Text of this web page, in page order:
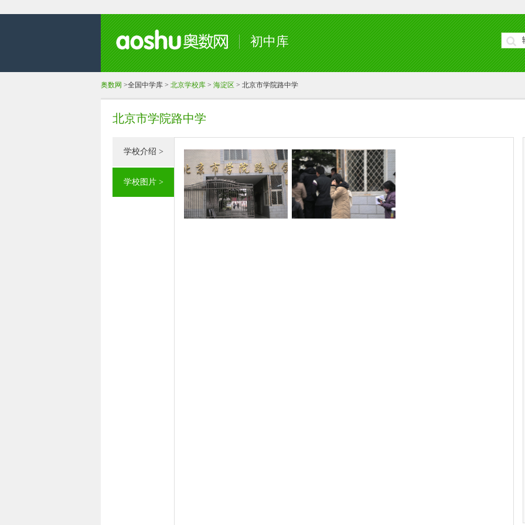
初中库
奥数网 >全国中学库 > 北京学校库 > 海淀区 > 北京市学院路中学
北京市学院路中学
学校介绍 >
学校图片 >